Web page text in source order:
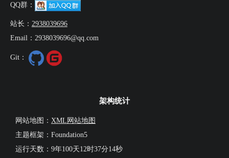
QQ群：
站长： 2938039696
Email：2938039696@qq.com
Git：
架构统计
网站地图： XML网站地图
主题框架：Foundation5
运行天数： 9年100天12时37分15秒